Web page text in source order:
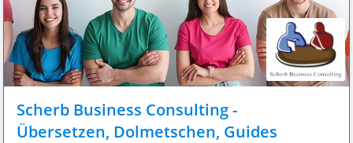
Scherb Business Consulting -
Übersetzen, Dolmetschen, Guides